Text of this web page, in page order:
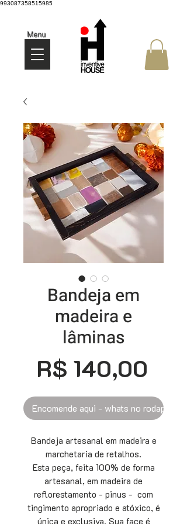
993087358515985
Menu
Bandeja em
madeira e
lâminas
R$ 140,00
Encomende aqui - whats no rodapé
Bandeja artesanal em madeira e
marchetaria de retalhos.
Esta peça, feita 100% de forma
artesanal, em madeira de
reflorestamento - pinus - com
tingimento apropriado e atóxico, é
única e exclusiva. Sua face é